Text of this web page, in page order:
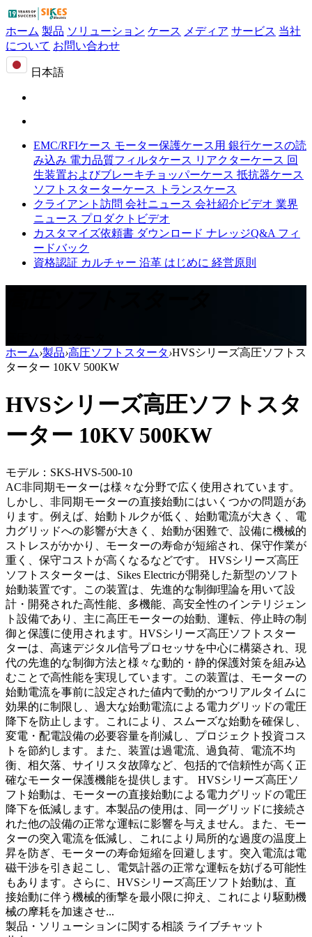
ホーム 製品 ソリューション ケース メディア サービス 当社
について お問い合わせ
日本語
EMC/RFIケース モーター保護ケース用 銀行ケースの読
み込み 電力品質フィルタケース リアクターケース 回
生装置およびブレーキチョッパーケース 抵抗器ケース
ソフトスターターケース
トランスケース
クライアント訪問 会社ニュース 会社紹介ビデオ 業界
ニュース プロダクトビデオ
カスタマイズ依頼書 ダウンロード ナレッジQ&A フィ
ードバック
資格認証 カルチャー 沿革 はじめに 経営原則
ホーム›製品›高圧ソフトスタータ›HVSシリーズ高圧ソフトス
ターター 10KV 500KW
HVSシリーズ高圧ソフトスタ
ーター 10KV 500KW
モデル：SKS-HVS-500-10
AC非同期モーターは様々な分野で広く使用されています。
しかし、非同期モーターの直接始動にはいくつかの問題があ
ります。例えば、始動トルクが低く、始動電流が大きく、電
力グリッドへの影響が大きく、始動が困難で、設備に機械的
ストレスがかかり、モーターの寿命が短縮され、保守作業が
重く、保守コストが高くなるなどです。 HVSシリーズ高圧
ソフトスターターは、Sikes Electricが開発した新型のソフト
始動装置です。この装置は、先進的な制御理論を用いて設
計・開発された高性能、多機能、高安全性のインテリジェン
ト設備であり、主に高圧モーターの始動、運転、停止時の制
御と保護に使用されます。HVSシリーズ高圧ソフトスター
ターは、高速デジタル信号プロセッサを中心に構築され、現
代の先進的な制御方法と様々な動的・静的保護対策を組み込
むことで高性能を実現しています。この装置は、モーターの
始動電流を事前に設定された値内で動的かつリアルタイムに
効果的に制限し、過大な始動電流による電力グリッドの電圧
降下を防止します。これにより、スムーズな始動を確保し、
変電・配電設備の必要容量を削減し、プロジェクト投資コス
トを節約します。また、装置は過電流、過負荷、電流不均
衡、相欠落、サイリスタ故障など、包括的で信頼性が高く正
確なモーター保護機能を提供します。 HVSシリーズ高圧ソ
フト始動は、モーターの直接始動による電力グリッドの電圧
降下を低減します。本製品の使用は、同一グリッドに接続さ
れた他の設備の正常な運転に影響を与えません。また、モー
ターの突入電流を低減し、これにより局所的な過度の温度上
昇を防ぎ、モーターの寿命短縮を回避します。突入電流は電
磁干渉を引き起こし、電気計器の正常な運転を妨げる可能性
もあります。さらに、HVSシリーズ高圧ソフト始動は、直
接始動に伴う機械的衝撃を最小限に抑え、これにより駆動機
械の摩耗を加速させ...
製品・ソリューションに関する相談 ライブチャット